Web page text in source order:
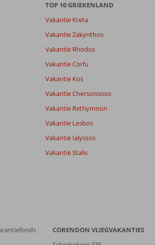
Sorteren op
datum (nieuw > oud)
TOP 10 GRIEKENLAND
Vakantie Kreta
Vakantie Zakynthos
Vakantie Rhodos
Vakantie Corfu
Vakantie Kos
Vakantie Chersonissos
Vakantie Rethymnon
Vakantie Lesbos
Vakantie Ialyssos
Vakantie Stalis
CORENDON VLIEGVAKANTIES